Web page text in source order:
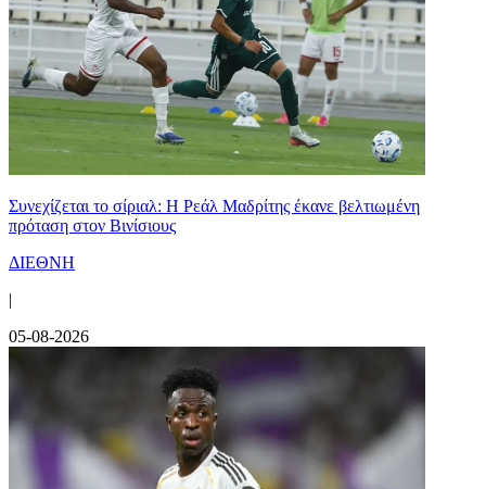
Συνεχίζεται το σίριαλ: Η Ρεάλ Μαδρίτης έκανε βελτιωμένη
πρόταση στον Βινίσιους
ΔΙΕΘΝΗ
|
05-08-2026